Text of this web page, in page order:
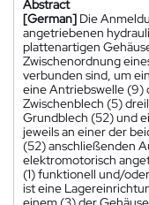
Abstract
[German] Die
angetriebenen
plattenartigen
Zwischenordnung
verbunden sind, um
eine Antriebswelle (9)
Zwischenblech (5)
Grundblech (52) und
jeweils an einer der
(52) anschließenden
elektromotorisch
(1) funktionell und/
ist eine